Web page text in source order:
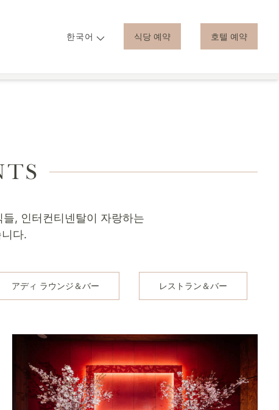
한국어 식당 예약 호텔 예약
, 인터컨티넨탈이 자랑하는
다.
アディ ラウンジ＆バー レストラン＆バー